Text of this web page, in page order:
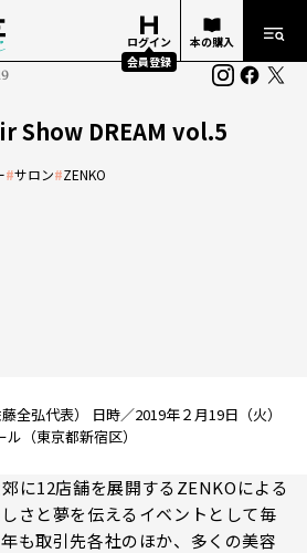
ログイン
会員登録
本の購入
Show DREAM vol.5
#サロン#ZENKO
全弘代表） 日時／2019年２月19日（火）
（東京都新宿区）
に12店舗を展開するZENKOによる
さと夢を伝えるイベントとして毎
も取引先各社のほか、多くの美容